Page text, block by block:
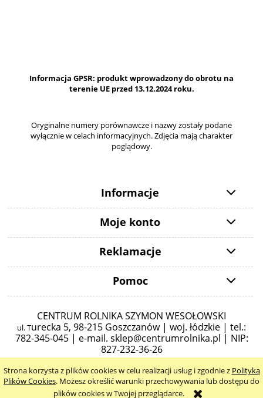
Strona korzysta z plików cookies w celu realizacji usług i zgodnie z Polityką
Plików Cookies. Możesz określić warunki przechowywania lub dostępu do
plików cookies w Twojej przeglądarce.
Informacja GPSR: produkt wprowadzony do obrotu na
terenie UE przed 13.12.2024 roku.
Oryginalne numery porównawcze i nazwy zostały podane
wyłącznie w celach informacyjnych. Zdjęcia mają charakter
poglądowy.
Informacje
Moje konto
Reklamacje
Pomoc
CENTRUM ROLNIKA SZYMON WESOŁOWSKI
ul. Turecka 5, 98-215 Goszczanów | woj. łódzkie | tel.:
782-345-045 | e-mail. sklep@centrumrolnika.pl | NIP:
827-232-36-26
pokaż pełną wersję strony